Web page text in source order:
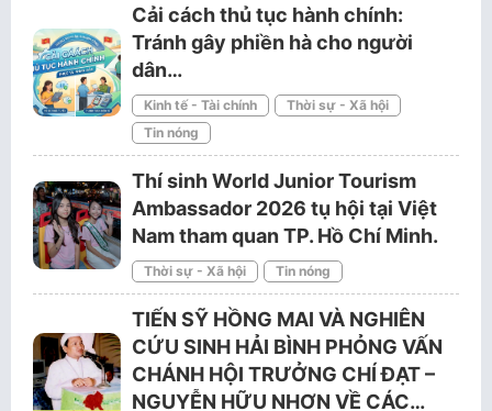
Cải cách thủ tục hành chính:
Tránh gây phiền hà cho người
dân…
Kinh tế - Tài chính
Thời sự - Xã hội
Tin nóng
Thí sinh World Junior Tourism
Ambassador 2026 tụ hội tại Việt
Nam tham quan TP. Hồ Chí Minh.
Thời sự - Xã hội Tin nóng
TIẾN SỸ HỒNG MAI VÀ NGHIÊN
CỨU SINH HẢI BÌNH PHỎNG VẤN
CHÁNH HỘI TRƯỞNG CHÍ ĐẠT –
NGUYỄN HỮU NHƠN VỀ CÁC…